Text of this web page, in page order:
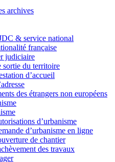
archives
& service national
française
judiciaire
sortie du territoire
d’accueil
des étrangers non européens
d’urbanisme
d’urbanisme en ligne
de chantier
des travaux